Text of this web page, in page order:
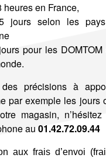
heures en France,
selon les pays
pour les
précisions à
par exemple les jours
magasin,
au01.42.72.09.44
aux frais d’envoi